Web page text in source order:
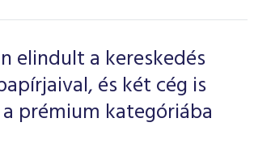
elindult a kereskedés
és két cég is
prémium kategóriába